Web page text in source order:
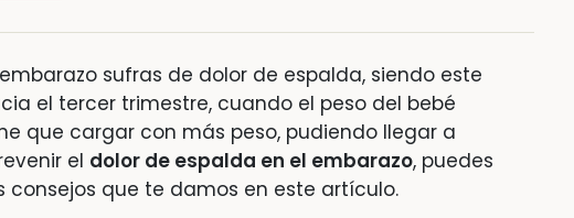
sufras de dolor de espalda, siendo este
el tercer trimestre, cuando el peso del bebé
que cargar con más peso, pudiendo llegar a
el dolor de espalda en el embarazo, puedes
consejos que te damos en este artículo.